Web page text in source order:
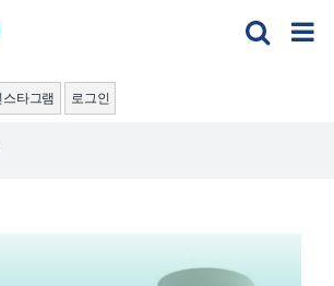
스타그램 로그인